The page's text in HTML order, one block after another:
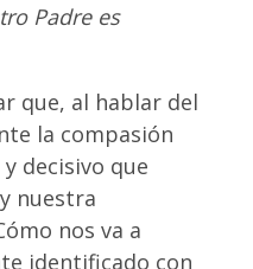
Padre es
que, al hablar del
la compasión
decisivo que
nuestra
nos va a
identificado con